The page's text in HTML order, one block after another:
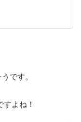
です。
よね！